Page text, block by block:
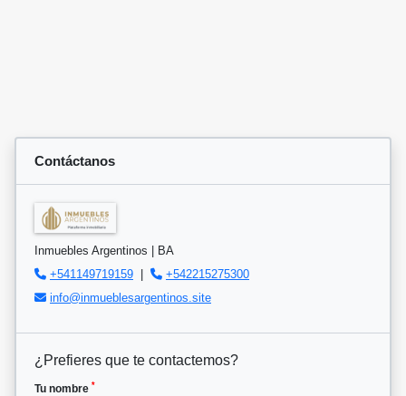
Contáctanos
Inmuebles Argentinos | BA
+541149719159 |
+542215275300
info@inmueblesargentinos.site
¿Prefieres que te contactemos?
Tu nombre *